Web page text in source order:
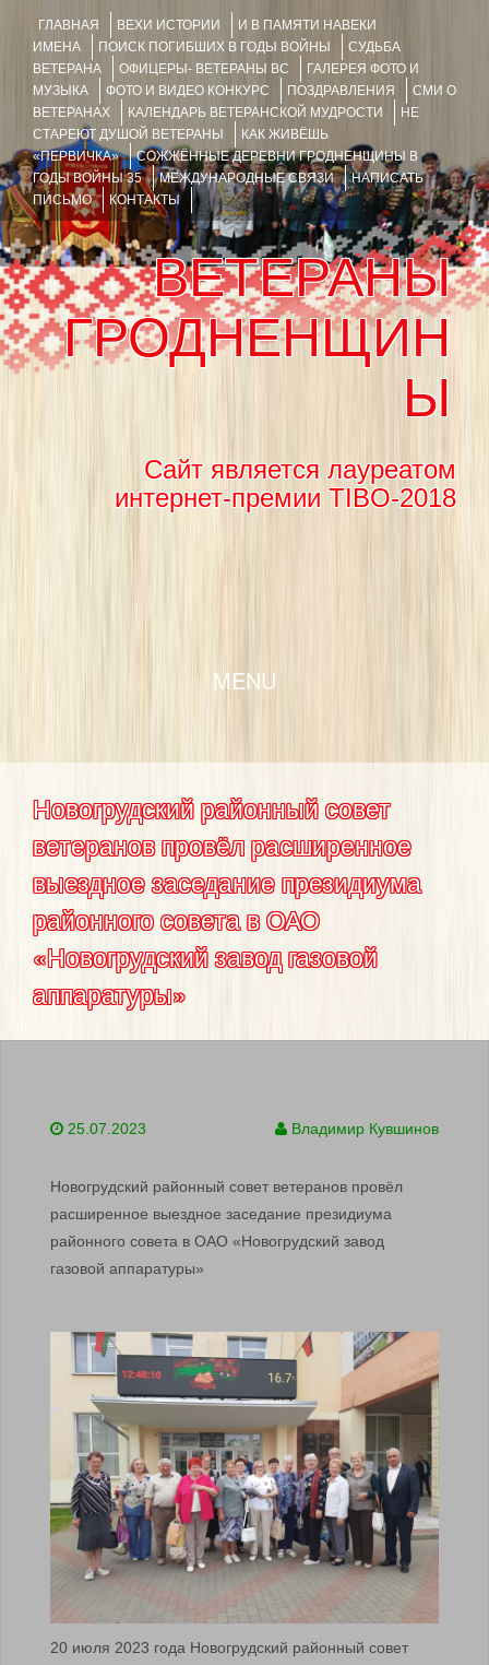
ГЛАВНАЯ ВЕХИ ИСТОРИИ
И В ПАМЯТИ НАВЕКИ
ИМЕНА
ПОИСК ПОГИБШИХ В ГОДЫ ВОЙНЫ
СУДЬБА
ВЕТЕРАНА
ОФИЦЕРЫ- ВЕТЕРАНЫ ВС
ГАЛЕРЕЯ ФОТО И
МУЗЫКА
ФОТО И ВИДЕО КОНКУРС ПОЗДРАВЛЕНИЯ
СМИ О
ВЕТЕРАНАХ
КАЛЕНДАРЬ ВЕТЕРАНСКОЙ МУДРОСТИ
НЕ
СТАРЕЮТ ДУШОЙ ВЕТЕРАНЫ
КАК ЖИВЁШЬ
«ПЕРВИЧКА»
СОЖЖЁННЫЕ ДЕРЕВНИ ГРОДНЕНЩИНЫ В
ГОДЫ ВОЙНЫ 35
МЕЖДУНАРОДНЫЕ СВЯЗИ
НАПИСАТЬ
ПИСЬМО
КОНТАКТЫ
ВЕТЕРАНЫ
ГРОДНЕНЩИН
Ы
Сайт является лауреатом
интернет-премии TIBO-2018
MENU
Новогрудский районный совет
ветеранов провёл расширенное
выездное заседание президиума
районного совета в ОАО
«Новогрудский завод газовой
аппаратуры»
25.07.2023 Владимир Кувшинов
Новогрудский районный совет ветеранов провёл
расширенное выездное заседание президиума
районного совета в ОАО «Новогрудский завод
газовой аппаратуры»
20 июля 2023 года Новогрудский районный совет